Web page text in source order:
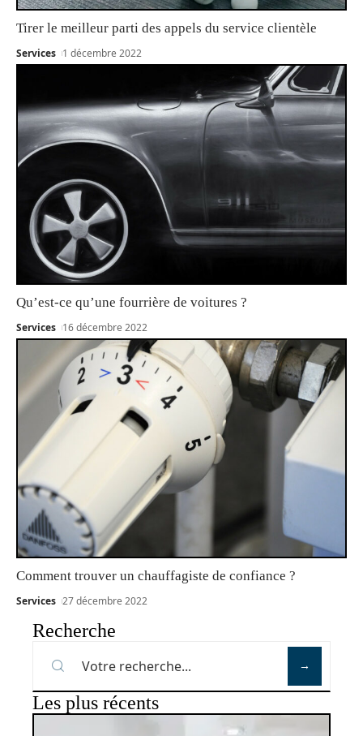
Tirer le meilleur parti des appels du service clientèle
Services 1 décembre 2022
Qu’est-ce qu’une fourrière de voitures ?
Services 16 décembre 2022
Comment trouver un chauffagiste de confiance ?
Services 27 décembre 2022
Recherche
Les plus récents